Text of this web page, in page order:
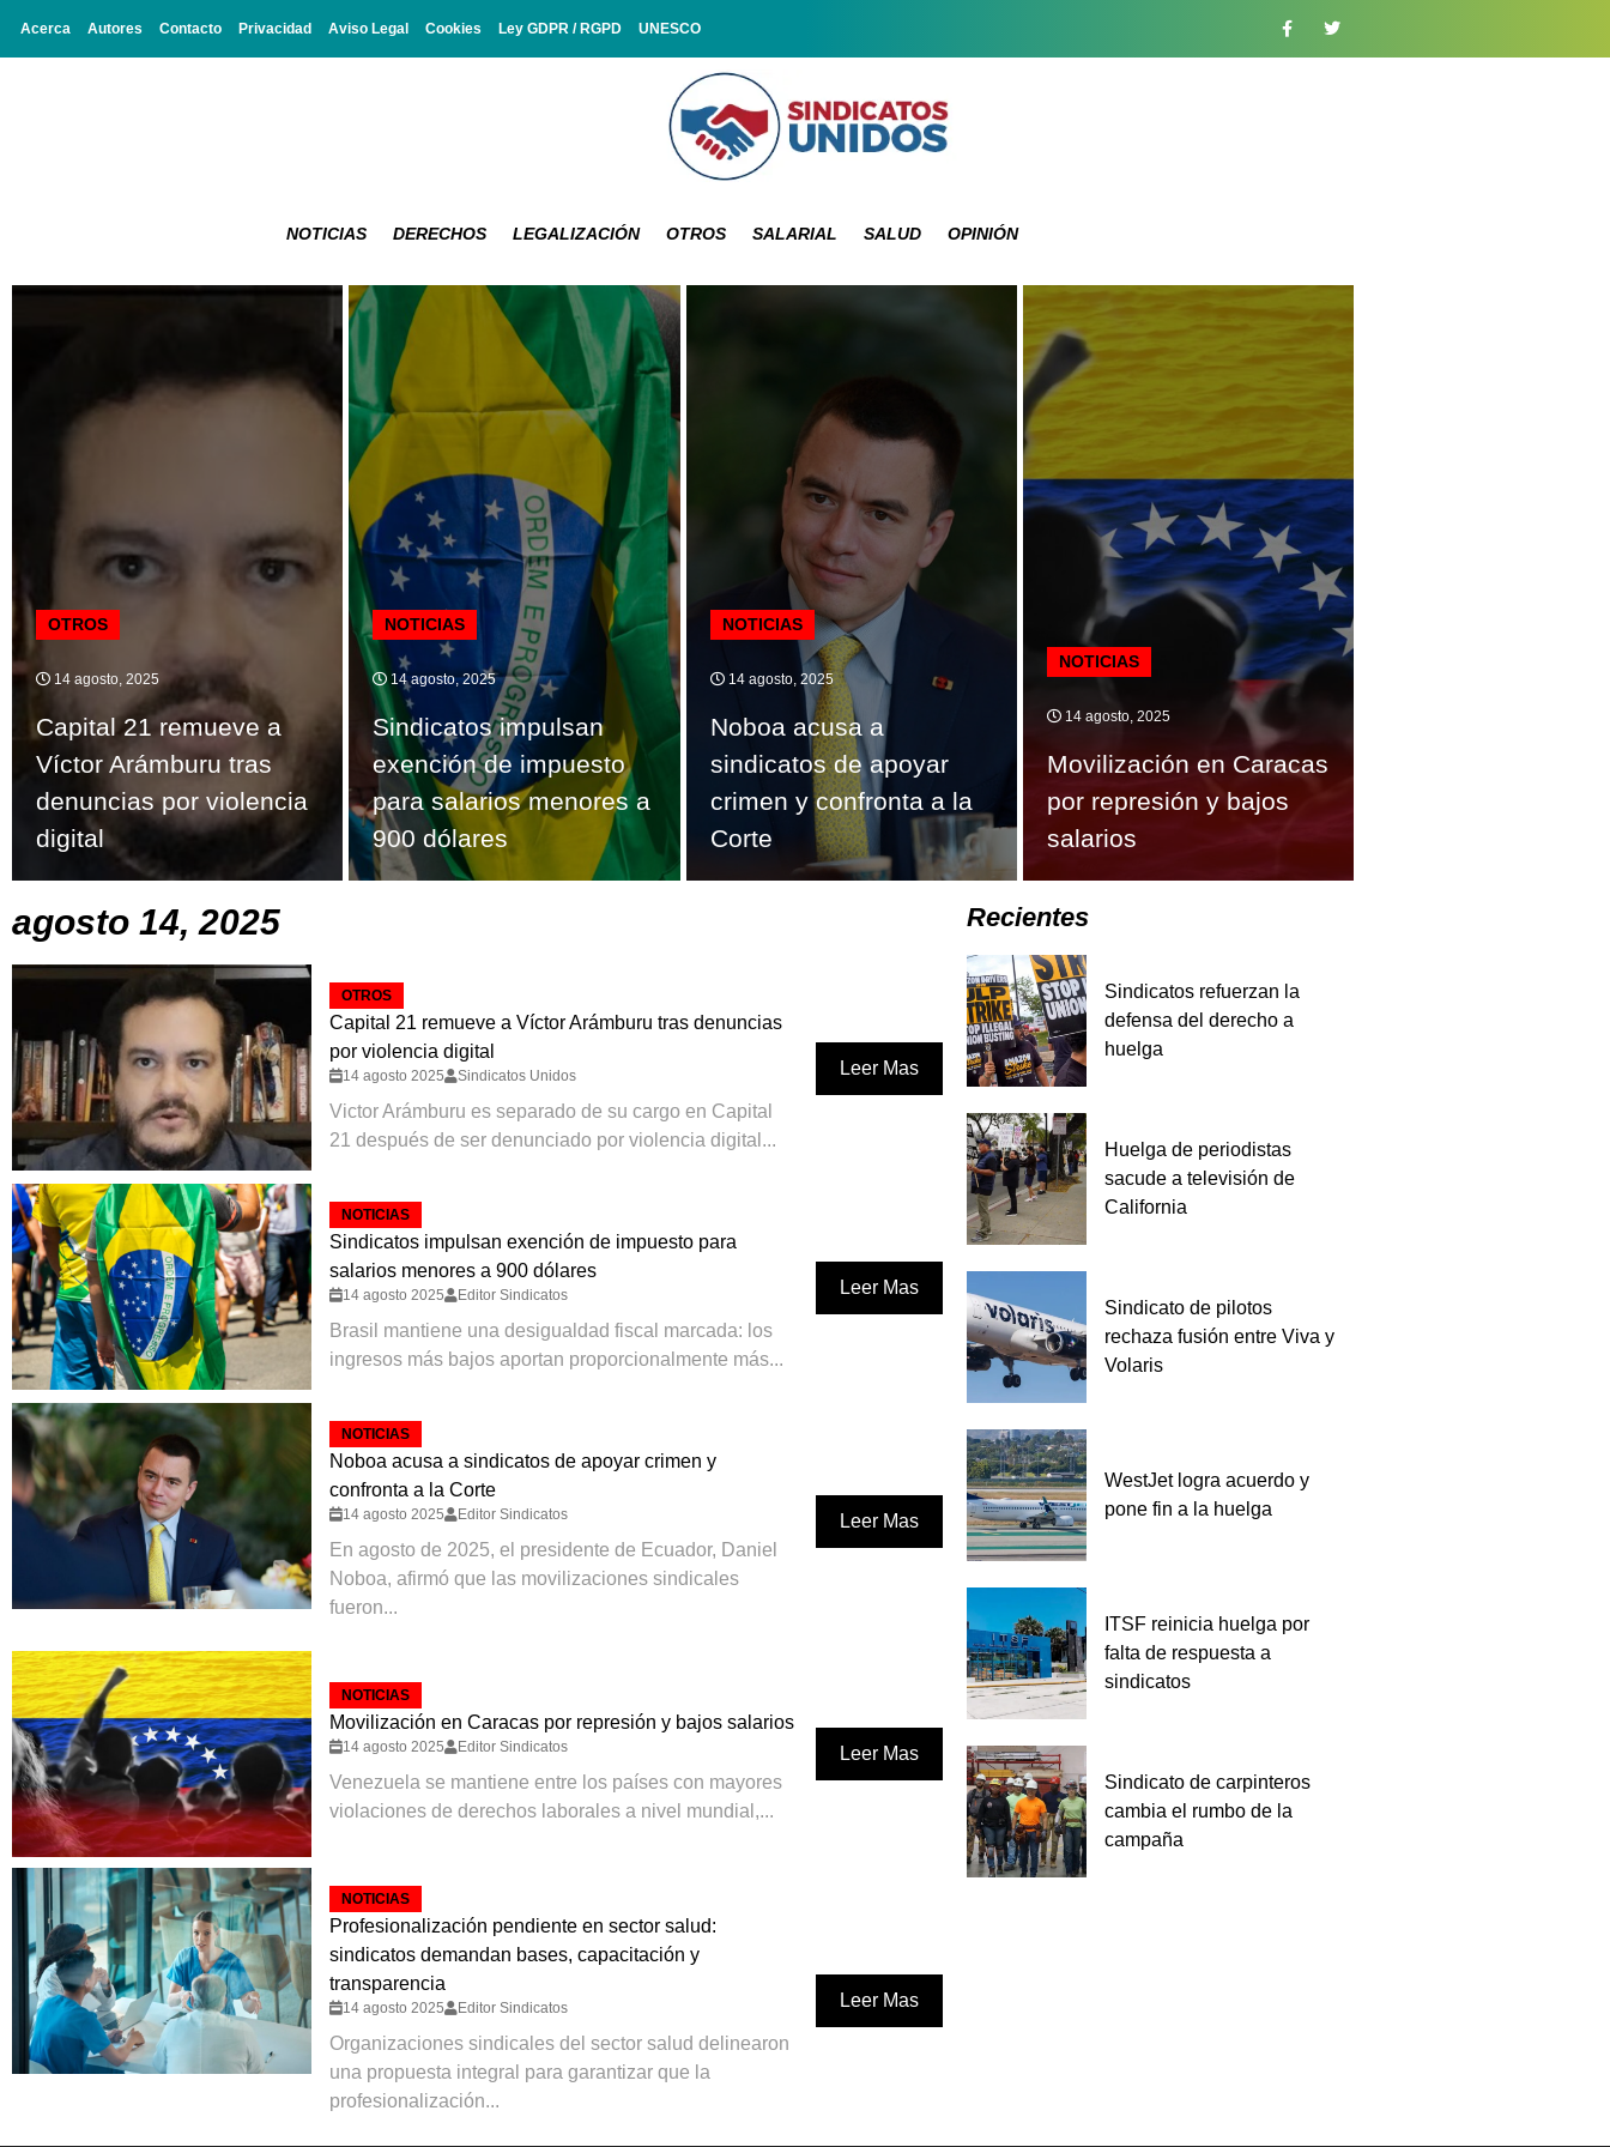
Acerca Autores Contacto Privacidad Aviso Legal Cookies Ley GDPR / RGPD UNESCO
NOTICIAS DERECHOS LEGALIZACIÓN OTROS SALARIAL SALUD OPINIÓN
OTROS
14 agosto, 2025
Capital 21 remueve a
Víctor Arámburu tras
denuncias por violencia
digital
NOTICIAS
14 agosto, 2025
Sindicatos impulsan
exención de impuesto
para salarios menores a
900 dólares
NOTICIAS
14 agosto, 2025
Noboa acusa a
sindicatos de apoyar
crimen y confronta a la
Corte
NOTICIAS
14 agosto, 2025
Movilización en Caracas
por represión y bajos
salarios
agosto 14, 2025
OTROS
Capital 21 remueve a Víctor Arámburu tras denuncias
por violencia digital
14 agosto 2025 Sindicatos Unidos
Victor Arámburu es separado de su cargo en Capital
21 después de ser denunciado por violencia digital...
Leer Mas
NOTICIAS
Sindicatos impulsan exención de impuesto para
salarios menores a 900 dólares
14 agosto 2025 Editor Sindicatos
Brasil mantiene una desigualdad fiscal marcada: los
ingresos más bajos aportan proporcionalmente más...
Leer Mas
NOTICIAS
Noboa acusa a sindicatos de apoyar crimen y
confronta a la Corte
14 agosto 2025 Editor Sindicatos
En agosto de 2025, el presidente de Ecuador, Daniel
Noboa, afirmó que las movilizaciones sindicales
fueron...
Leer Mas
NOTICIAS
Movilización en Caracas por represión y bajos salarios
14 agosto 2025 Editor Sindicatos
Venezuela se mantiene entre los países con mayores
violaciones de derechos laborales a nivel mundial,...
Leer Mas
NOTICIAS
Profesionalización pendiente en sector salud:
sindicatos demandan bases, capacitación y
transparencia
14 agosto 2025 Editor Sindicatos
Organizaciones sindicales del sector salud delinearon
una propuesta integral para garantizar que la
profesionalización...
Leer Mas
Recientes
Sindicatos refuerzan la
defensa del derecho a
huelga
Huelga de periodistas
sacude a televisión de
California
Sindicato de pilotos
rechaza fusión entre Viva y
Volaris
WestJet logra acuerdo y
pone fin a la huelga
ITSF reinicia huelga por
falta de respuesta a
sindicatos
Sindicato de carpinteros
cambia el rumbo de la
campaña